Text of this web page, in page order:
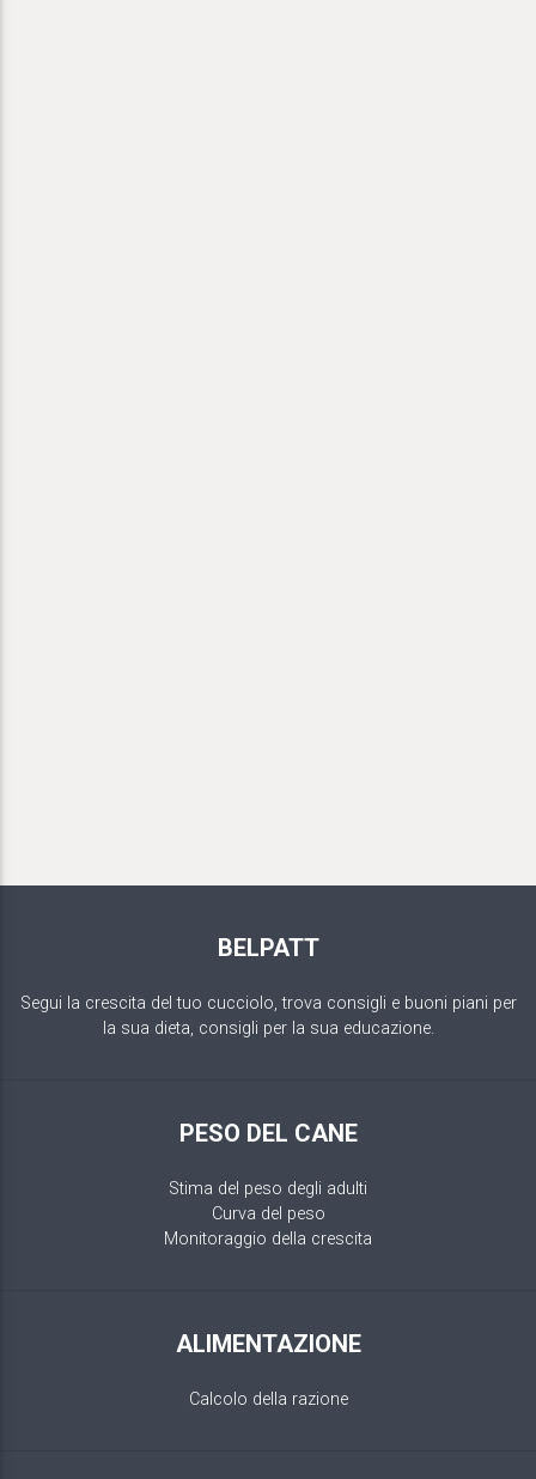
BELPATT
Segui la crescita del tuo cucciolo, trova consigli e buoni piani per
la sua dieta, consigli per la sua educazione.
PESO DEL CANE
Stima del peso degli adulti
Curva del peso
Monitoraggio della crescita
ALIMENTAZIONE
Calcolo della razione